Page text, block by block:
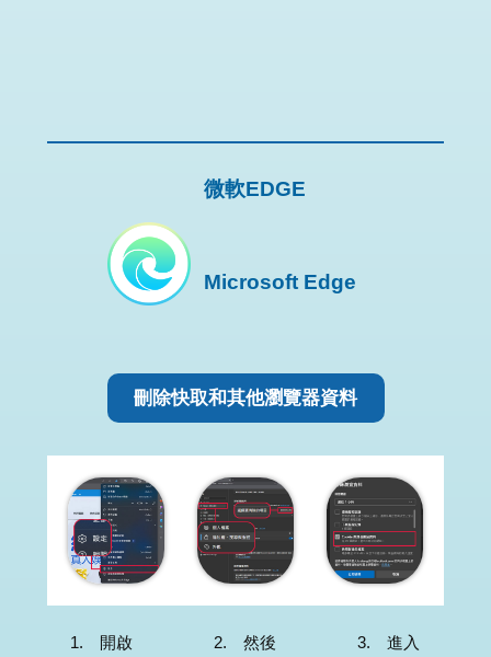
微軟EDGE
Microsoft Edge
刪除快取和其他瀏覽器資料
1. 開啟
2. 然後
3. 進入